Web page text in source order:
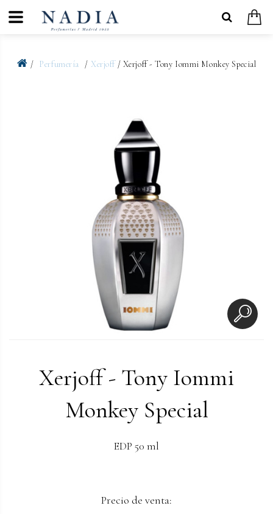
Perfumería Xerjoff/ Xerjoff - Tony Iommi Monkey Special
Xerjoff - Tony Iommi
Monkey Special
EDP 50 ml
Precio de venta: